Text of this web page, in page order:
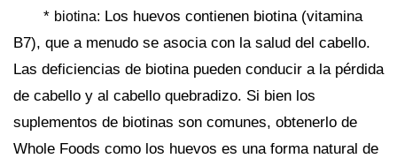
* biotina: Los huevos contienen biotina (vitamina
B7), que a menudo se asocia con la salud del cabello.
Las deficiencias de biotina pueden conducir a la pérdida
de cabello y al cabello quebradizo. Si bien los
suplementos de biotinas son comunes, obtenerlo de
Whole Foods como los huevos es una forma natural de